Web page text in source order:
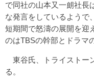
で同社の山本又一朗社長
な発言をしているようで
短期間で怒濤の展開を迎
のはTBSの幹部とドラマ
東谷氏、トライストー
る。